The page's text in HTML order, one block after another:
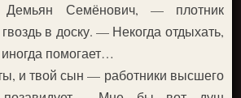
Семёнович, — плотник
в доску. — Некогда отдыхать,
помогает…
и твой сын — работники высшего